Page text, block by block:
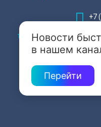
Новости
в нашем
Перейти
+7
Внимание! Отдельные
сайте, могут